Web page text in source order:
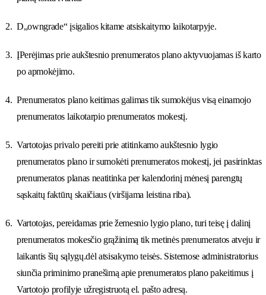
D„owngrade“ įsigalios kitame atsiskaitymo laikotarpyje.
ĮPerėjimas prie aukštesnio prenumeratos plano aktyvuojamas iš karto
po apmokėjimo.
Prenumeratos plano keitimas galimas tik sumokėjus visą einamojo
prenumeratos laikotarpio prenumeratos mokestį.
Vartotojas privalo pereiti prie atitinkamo aukštesnio lygio
prenumeratos plano ir sumokėti prenumeratos mokestį, jei pasirinktas
prenumeratos planas neatitinka per kalendorinį mėnesį parengtų
sąskaitų faktūrų skaičiaus (viršijama leistina riba).
Vartotojas, pereidamas prie žemesnio lygio plano, turi teisę į dalinį
prenumeratos mokesčio grąžinimą tik metinės prenumeratos atveju ir
laikantis šių sąlygų.dėl atsisakymo teisės. Sistemose administratorius
siunčia priminimo pranešimą apie prenumeratos plano pakeitimus į
Vartotojo profilyje užregistruotą el. pašto adresą.